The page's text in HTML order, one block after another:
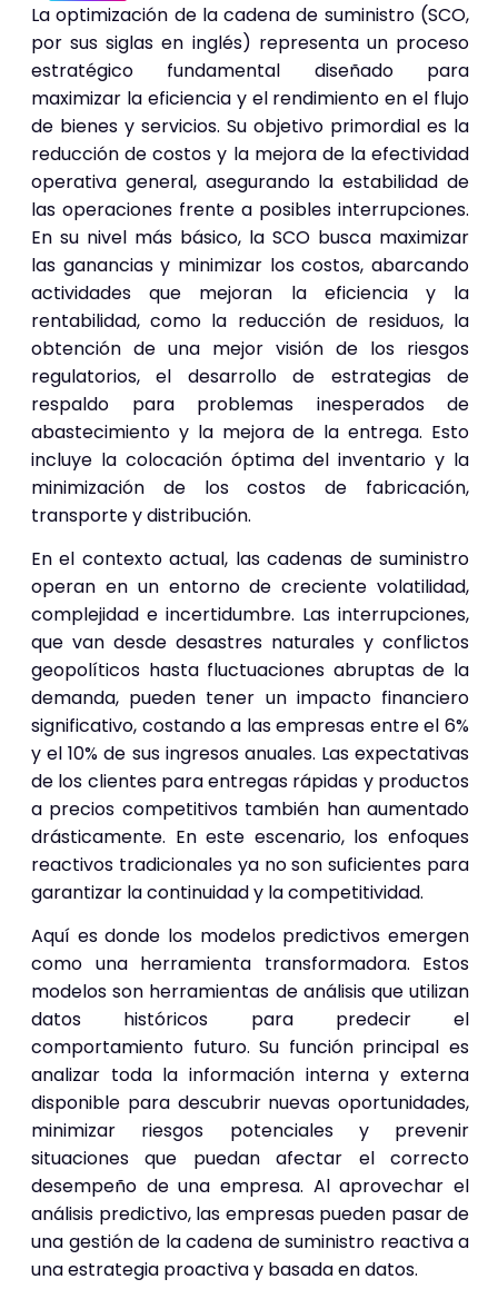
La optimización de la cadena de suministro (SCO,
por sus siglas en inglés) representa un proceso
estratégico fundamental diseñado para
maximizar la eficiencia y el rendimiento en el flujo
de bienes y servicios. Su objetivo primordial es la
reducción de costos y la mejora de la efectividad
operativa general, asegurando la estabilidad de
las operaciones frente a posibles interrupciones.
En su nivel más básico, la SCO busca maximizar
las ganancias y minimizar los costos, abarcando
actividades que mejoran la eficiencia y la
rentabilidad, como la reducción de residuos, la
obtención de una mejor visión de los riesgos
regulatorios, el desarrollo de estrategias de
respaldo para problemas inesperados de
abastecimiento y la mejora de la entrega. Esto
incluye la colocación óptima del inventario y la
minimización de los costos de fabricación,
transporte y distribución.
En el contexto actual, las cadenas de suministro
operan en un entorno de creciente volatilidad,
complejidad e incertidumbre. Las interrupciones,
que van desde desastres naturales y conflictos
geopolíticos hasta fluctuaciones abruptas de la
demanda, pueden tener un impacto financiero
significativo, costando a las empresas entre el 6%
y el 10% de sus ingresos anuales. Las expectativas
de los clientes para entregas rápidas y productos
a precios competitivos también han aumentado
drásticamente. En este escenario, los enfoques
reactivos tradicionales ya no son suficientes para
garantizar la continuidad y la competitividad.
Aquí es donde los modelos predictivos emergen
como una herramienta transformadora. Estos
modelos son herramientas de análisis que utilizan
datos históricos para predecir el
comportamiento futuro. Su función principal es
analizar toda la información interna y externa
disponible para descubrir nuevas oportunidades,
minimizar riesgos potenciales y prevenir
situaciones que puedan afectar el correcto
desempeño de una empresa. Al aprovechar el
análisis predictivo, las empresas pueden pasar de
una gestión de la cadena de suministro reactiva a
una estrategia proactiva y basada en datos.